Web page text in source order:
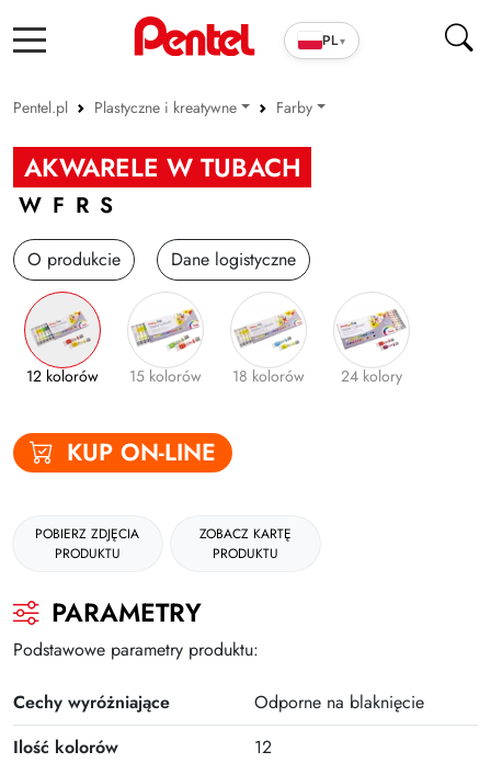
PL▾
Pentel.pl Plastyczne i kreatywne
Produkty szkolno-biurowe
Cienkopisy i pióra ENERGEL
Wkłady
Markery
Zakreślacze
Korektory
Ołówki i grafity
Gumki
Kleje
Plastyczne i kreatywne
Organizacja dokumentów
Produkty upominkowe
EKO-RECYCOLOGY
Farby
Pastele
Kredki
Farby
Pędzelki/Brush peny
Zestawy kreatywne
AKWARELE W TUBACH
WFRS
O produkcie Dane logistyczne
12 kolorów 15 kolorów 18 kolorów 24 kolory
KUP ON-LINE
POBIERZ ZDJĘCIA
PRODUKTU
ZOBACZ KARTĘ
PRODUKTU
PARAMETRY
Podstawowe parametry produktu:
Cechy wyróżniające
Odporne na blaknięcie
Ilość kolorów
12